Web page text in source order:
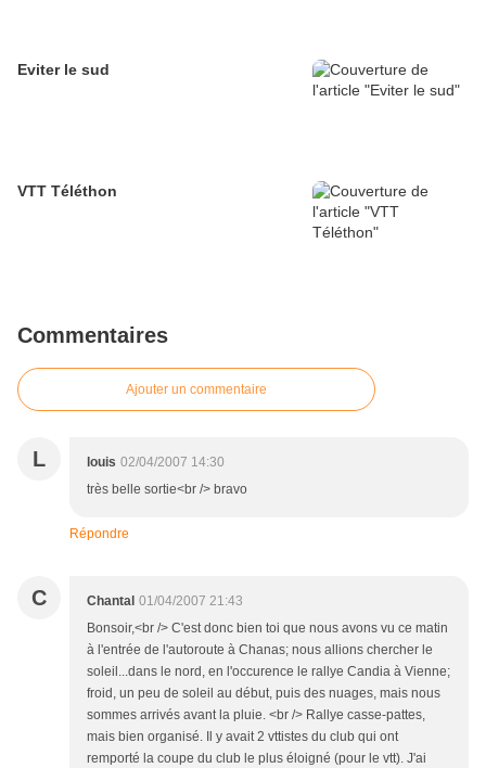
Eviter le sud
VTT Téléthon
Commentaires
Ajouter un commentaire
L louis 02/04/2007 14:30
très belle sortie<br /> bravo
Répondre
C Chantal 01/04/2007 21:43
Bonsoir,<br /> C'est donc bien toi que nous avons vu ce matin
à l'entrée de l'autoroute à Chanas; nous allions chercher le
soleil...dans le nord, en l'occurence le rallye Candia à Vienne;
froid, un peu de soleil au début, puis des nuages, mais nous
sommes arrivés avant la pluie. <br /> Rallye casse-pattes,
mais bien organisé. Il y avait 2 vttistes du club qui ont
remporté la coupe du club le plus éloigné (pour le vtt). J'ai